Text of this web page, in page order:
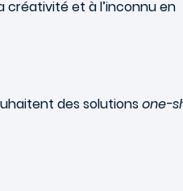
créativité et à l’inconnu en
des solutionsone-